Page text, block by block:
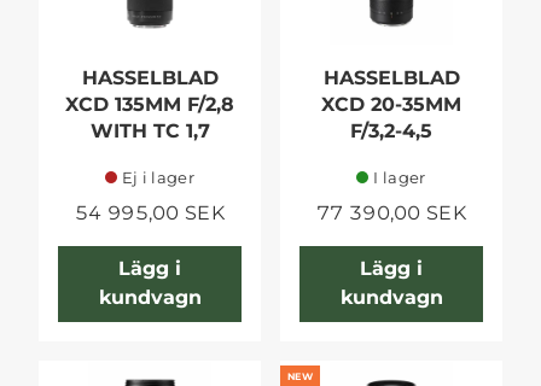
HASSELBLAD
XCD 135MM F/2,8
WITH TC 1,7
Ej i lager
54 995,00 SEK
Lägg i
kundvagn
HASSELBLAD
XCD 20-35MM
F/3,2-4,5
I lager
77 390,00 SEK
Lägg i
kundvagn
NEW